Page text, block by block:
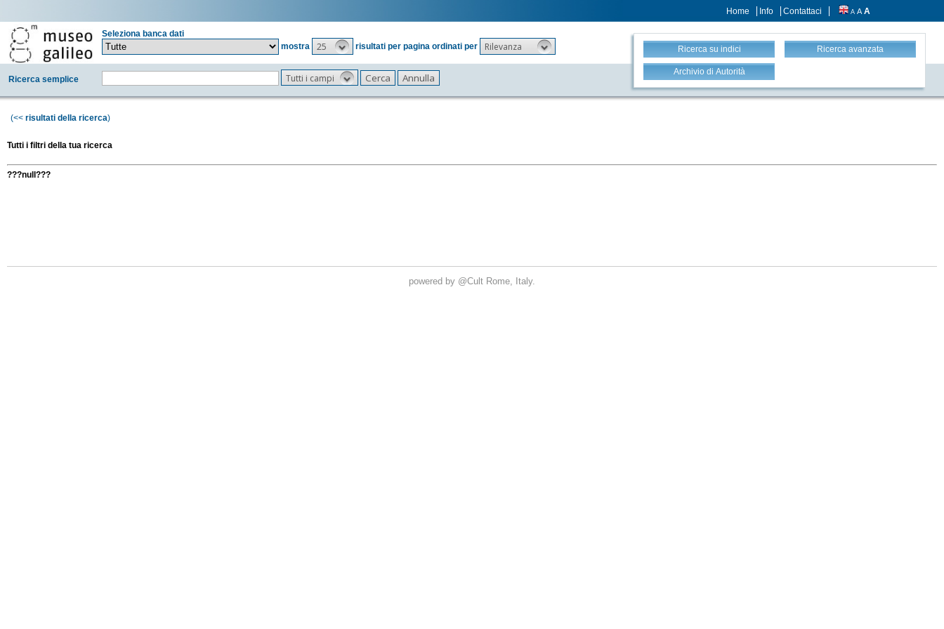
Home Info Contattaci A A A
Seleziona banca dati
mostra
25 risultati per pagina ordinati per Rilevanza
Ricerca semplice Tutti i campi
Ricerca su indici Ricerca avanzata
Archivio di Autorità
(<< risultati della ricerca)
Tutti i filtri della tua ricerca
???null???
powered by @Cult Rome, Italy.